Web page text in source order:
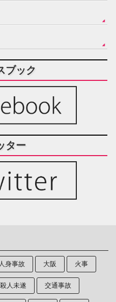
ブック
ター
人身事故 大阪 火事
殺人未遂 交通事故